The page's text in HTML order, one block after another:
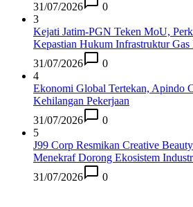
31/07/2026
0
3
Kejati Jatim-PGN Teken MoU,
Kepastian Hukum Infrastruktur Gas
31/07/2026
0
4
Ekonomi Global Tertekan, Apindo
Kehilangan Pekerjaan
31/07/2026
0
5
J99 Corp Resmikan Creative
Menekraf Dorong Ekosistem
31/07/2026
0